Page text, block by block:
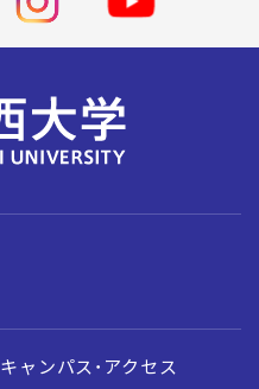
キャンパス・アクセス